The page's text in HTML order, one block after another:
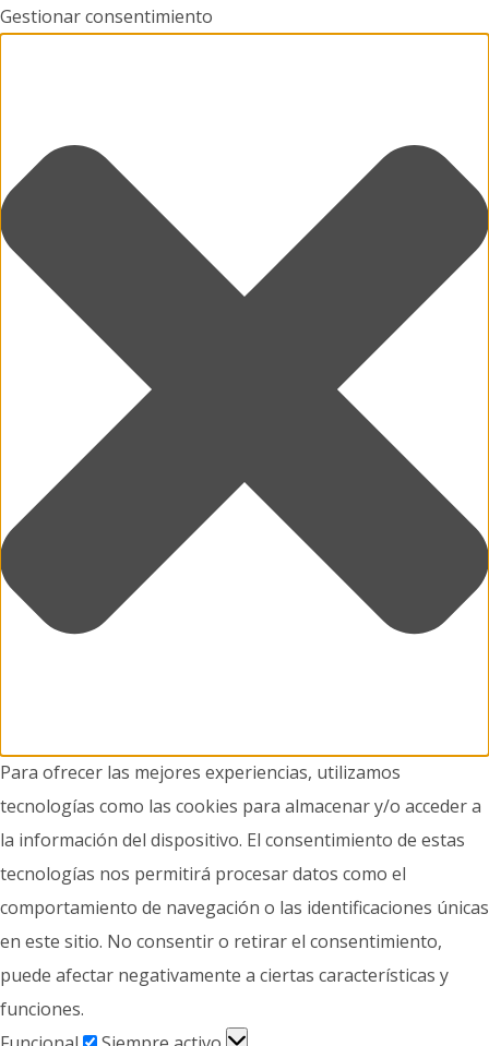
Gestionar consentimiento
Para ofrecer las mejores experiencias, utilizamos
tecnologías como las cookies para almacenar y/o acceder a
la información del dispositivo. El consentimiento de estas
tecnologías nos permitirá procesar datos como el
comportamiento de navegación o las identificaciones únicas
en este sitio. No consentir o retirar el consentimiento,
puede afectar negativamente a ciertas características y
funciones.